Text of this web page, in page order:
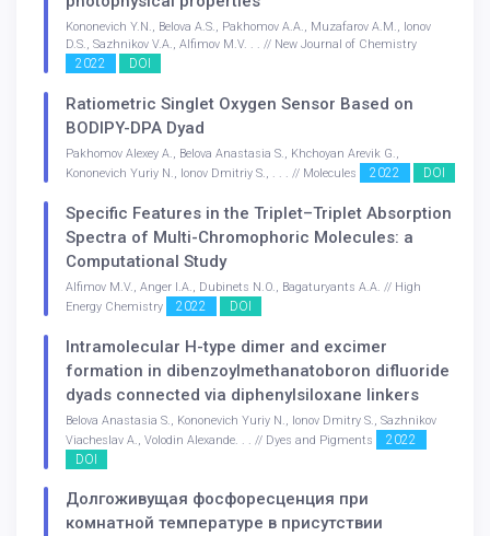
Kononevich Y.N., Belova A.S., Pakhomov A.A., Muzafarov A.M., Ionov
D.S., Sazhnikov V.A., Alfimov M.V. . . // New Journal of Chemistry
2022 DOI
Ratiometric Singlet Oxygen Sensor Based on
BODIPY-DPA Dyad
Pakhomov Alexey A., Belova Anastasia S., Khchoyan Arevik G.,
Kononevich Yuriy N., Ionov Dmitriy S., . . . // Molecules
2022 DOI
Specific Features in the Triplet–Triplet Absorption
Spectra of Multi-Chromophoric Molecules: a
Computational Study
Alfimov M.V., Anger I.A., Dubinets N.O., Bagaturyants A.A. // High
Energy Chemistry
2022 DOI
Intramolecular H-type dimer and excimer
formation in dibenzoylmethanatoboron difluoride
dyads connected via diphenylsiloxane linkers
Belova Anastasia S., Kononevich Yuriy N., Ionov Dmitry S., Sazhnikov
Viacheslav A., Volodin Alexande. . . // Dyes and Pigments
2022
DOI
Долгоживущая фосфоресценция при
комнатной температуре в присутствии